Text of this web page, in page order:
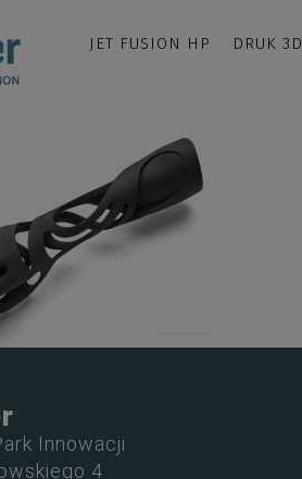
JET FUSION HP DRUK 3D
Innowacji
4